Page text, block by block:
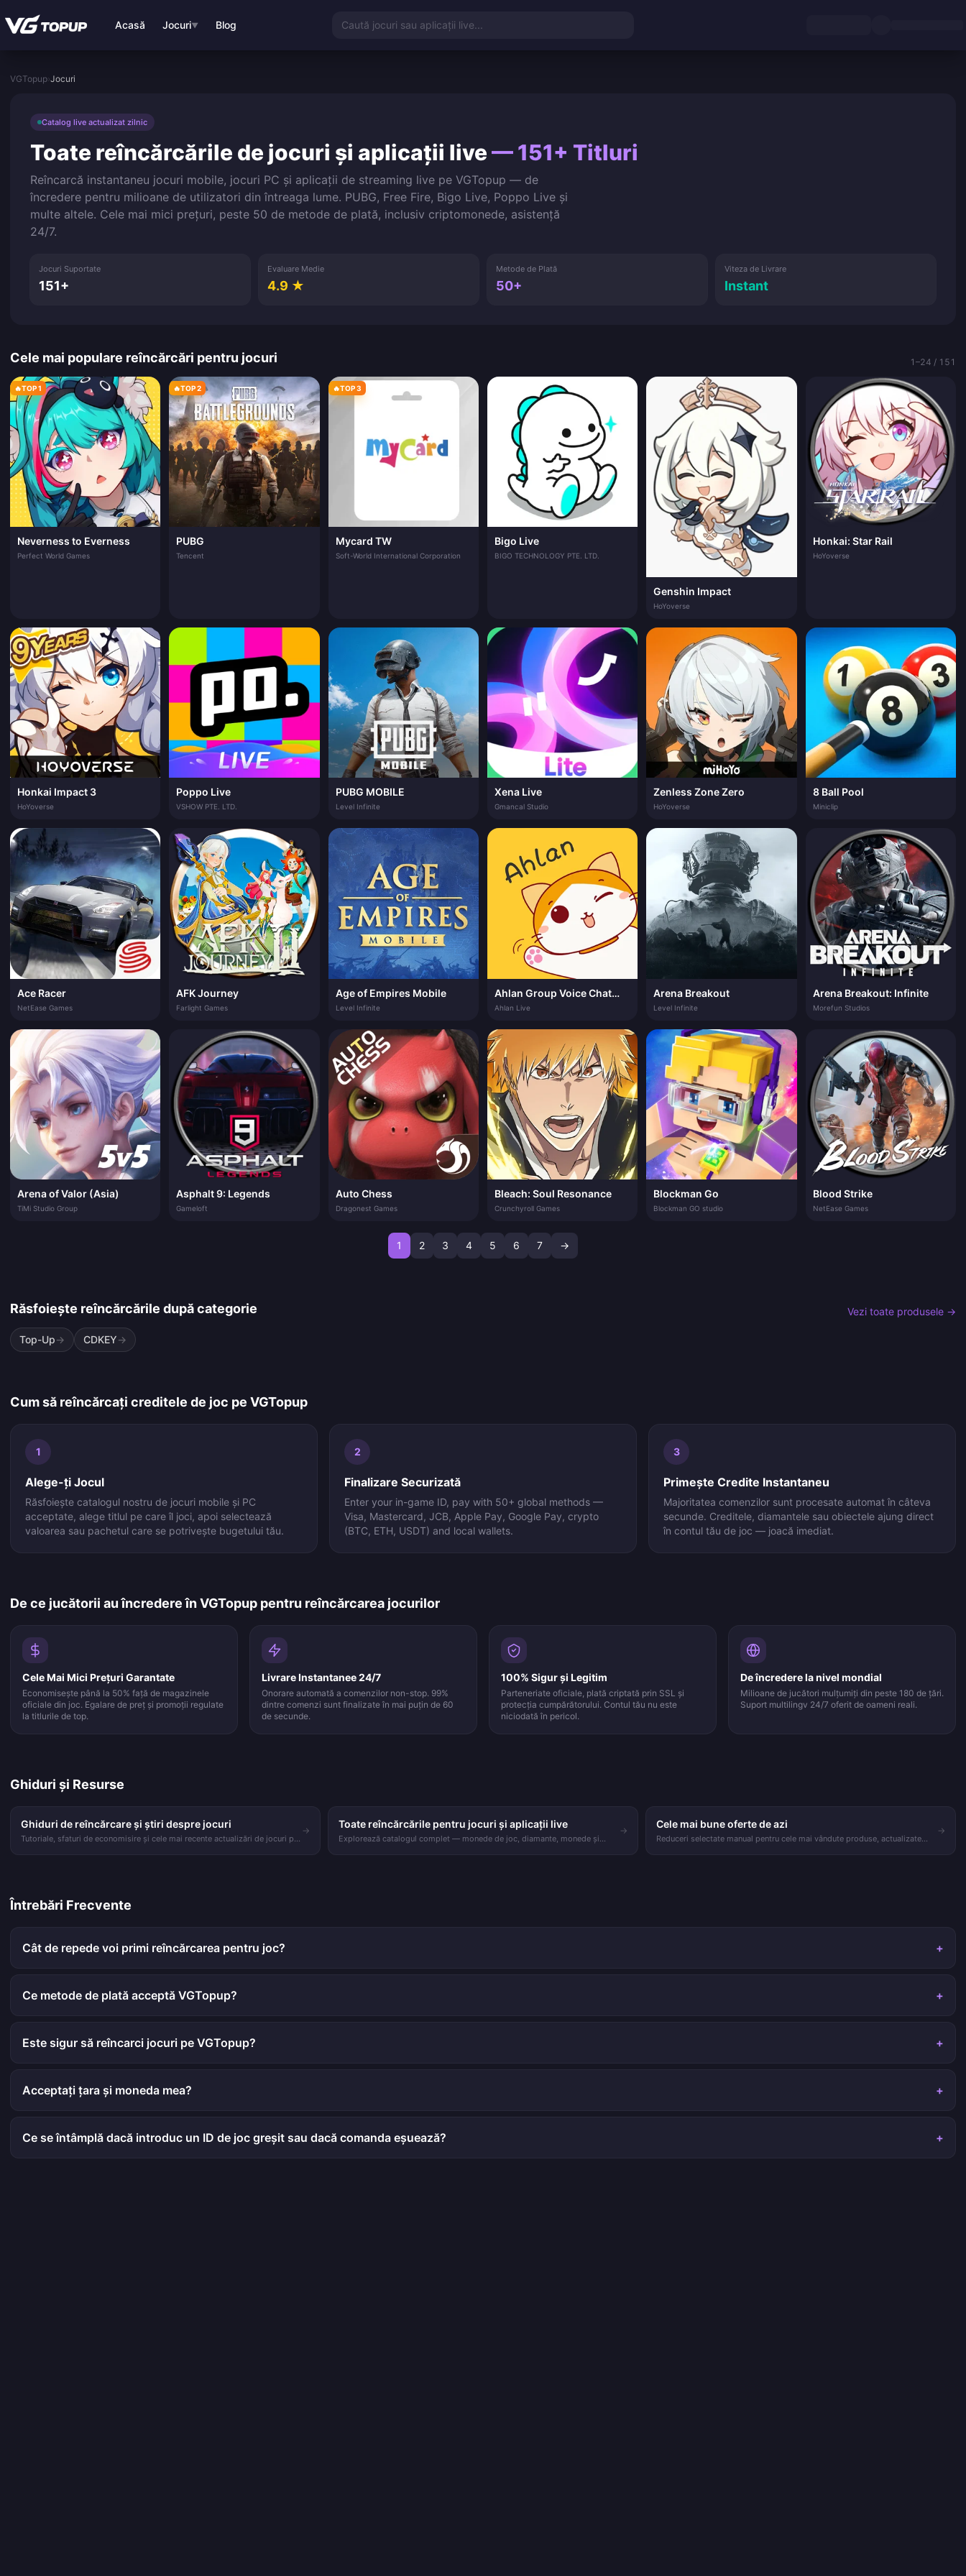
Acasă Jocuri▼ Blog Caută jocuri sau aplicații live...
VGTopup›Jocuri
Catalog live actualizat zilnic
Toate reîncărcările de jocuri și aplicații live— 151+ Titluri
Reîncarcă instantaneu jocuri mobile, jocuri PC și aplicații de streaming live pe VGTopup — de
încredere pentru milioane de utilizatori din întreaga lume. PUBG, Free Fire, Bigo Live, Poppo Live și
multe altele. Cele mai mici prețuri, peste 50 de metode de plată, inclusiv criptomonede, asistență
24/7.
Jocuri Suportate
151+
Evaluare Medie
4.9 ★
Metode de Plată
50+
Viteza de Livrare
Instant
Cele mai populare reîncărcări pentru jocuri 1–24 / 151
🔥TOP 1
Neverness to Everness
Perfect World Games
🔥TOP 2
PUBG
Tencent
🔥TOP 3
Mycard TW
Soft-World International Corporation
Bigo Live
BIGO TECHNOLOGY PTE. LTD.
Genshin Impact
HoYoverse
Honkai: Star Rail
HoYoverse
Honkai Impact 3
HoYoverse
Poppo Live
VSHOW PTE. LTD.
PUBG MOBILE
Level Infinite
Xena Live
Gmancal Studio
Zenless Zone Zero
HoYoverse
8 Ball Pool
Miniclip
Ace Racer
NetEase Games
AFK Journey
Farlight Games
Age of Empires Mobile
Level Infinite
Ahlan Group Voice Chat
Room
Ahlan Live
Arena Breakout
Level Infinite
Arena Breakout: Infinite
Morefun Studios
Arena of Valor (Asia)
TiMi Studio Group
Asphalt 9: Legends
Gameloft
Auto Chess
Dragonest Games
Bleach: Soul Resonance
Crunchyroll Games
Blockman Go
Blockman GO studio
Blood Strike
NetEase Games
1 2 3 4 5 6 7 →
Răsfoiește reîncărcările după categorie Vezi toate produsele →
Top-Up→ CDKEY→
Cum să reîncărcați creditele de joc pe VGTopup
1
Alege-ți Jocul
Răsfoiește catalogul nostru de jocuri mobile și PC
acceptate, alege titlul pe care îl joci, apoi selectează
valoarea sau pachetul care se potrivește bugetului tău.
2
Finalizare Securizată
Enter your in-game ID, pay with 50+ global methods —
Visa, Mastercard, JCB, Apple Pay, Google Pay, crypto
(BTC, ETH, USDT) and local wallets.
3
Primește Credite Instantaneu
Majoritatea comenzilor sunt procesate automat în câteva
secunde. Creditele, diamantele sau obiectele ajung direct
în contul tău de joc — joacă imediat.
De ce jucătorii au încredere în VGTopup pentru reîncărcarea jocurilor
Cele Mai Mici Prețuri Garantate
Economisește până la 50% față de magazinele
oficiale din joc. Egalare de preț și promoții regulate
la titlurile de top.
Livrare Instantanee 24/7
Onorare automată a comenzilor non-stop. 99%
dintre comenzi sunt finalizate în mai puțin de 60
de secunde.
100% Sigur și Legitim
Parteneriate oficiale, plată criptată prin SSL și
protecția cumpărătorului. Contul tău nu este
niciodată în pericol.
De încredere la nivel mondial
Milioane de jucători mulțumiți din peste 180 de țări.
Suport multilingv 24/7 oferit de oameni reali.
Ghiduri și Resurse
Ghiduri de reîncărcare și știri despre jocuri
Tutoriale, sfaturi de economisire și cele mai recente actualizări de jocuri pe
→
Toate reîncărcările pentru jocuri și aplicații live
Explorează catalogul complet — monede de joc, diamante, monede și
→
Cele mai bune oferte de azi
Reduceri selectate manual pentru cele mai vândute produse, actualizate
→
Întrebări Frecvente
Cât de repede voi primi reîncărcarea pentru joc? +
Ce metode de plată acceptă VGTopup? +
Este sigur să reîncarci jocuri pe VGTopup? +
Acceptați țara și moneda mea? +
Ce se întâmplă dacă introduc un ID de joc greșit sau dacă comanda eșuează? +